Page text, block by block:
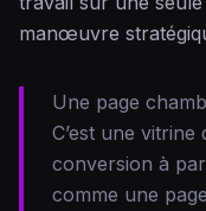
manœuvre
Une page
C’est une
conversion à
comme une